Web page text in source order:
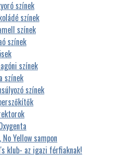
színek
színek
színek
színek
színek
színek
színek
Yellow sampon
klub- az igazi férfiaknak!